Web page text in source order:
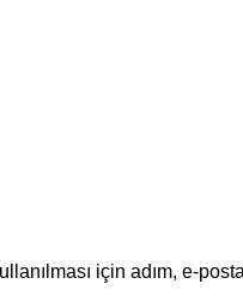
için adım, e-